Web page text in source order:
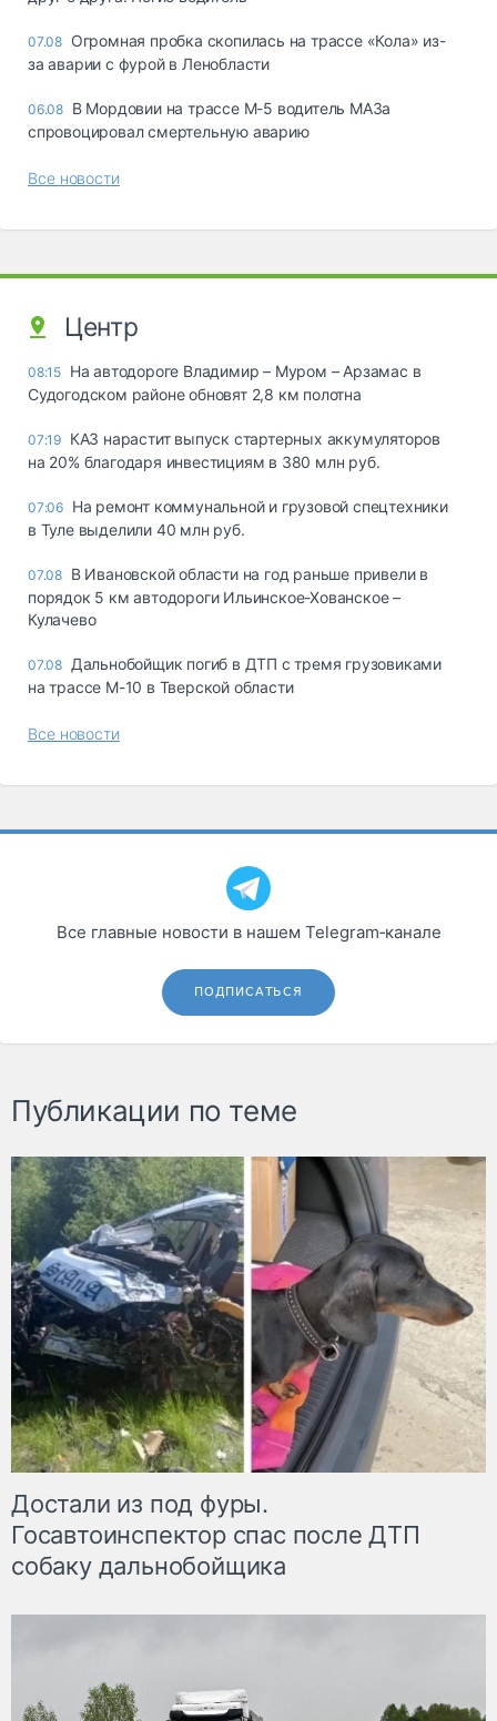
07.08 Огромная пробка скопилась на трассе «Кола» из-
за аварии с фурой в Ленобласти
06.08 В Мордовии на трассе М-5 водитель МАЗа
спровоцировал смертельную аварию
Все новости
Центр
08:15 На автодороге Владимир – Муром – Арзамас в
Судогодском районе обновят 2,8 км полотна
07:19 КАЗ нарастит выпуск стартерных аккумуляторов
на 20% благодаря инвестициям в 380 млн руб.
07:06 На ремонт коммунальной и грузовой спецтехники
в Туле выделили 40 млн руб.
07.08 В Ивановской области на год раньше привели в
порядок 5 км автодороги Ильинское-Хованское –
Кулачево
07.08 Дальнобойщик погиб в ДТП с тремя грузовиками
на трассе М-10 в Тверской области
Все новости
Все главные новости в нашем Telegram‑канале
ПОДПИСАТЬСЯ
Публикации по теме
Достали из под фуры.
Госавтоинспектор спас после ДТП
собаку дальнобойщика